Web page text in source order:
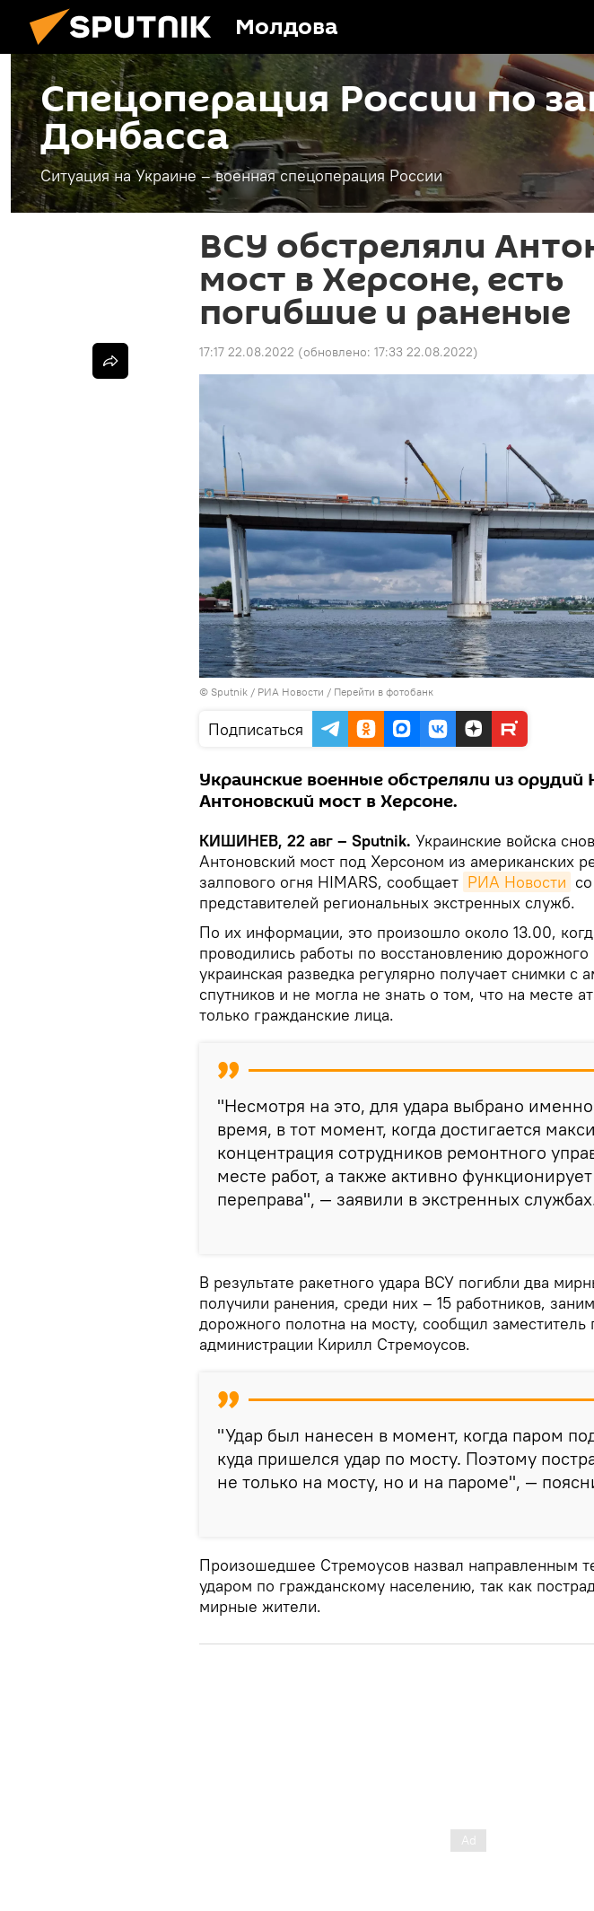
Молдова
Спецоперация России по
Донбасса
Ситуация на Украине – военная спецоперация России
ВСУ обстреляли
мост в Херсоне, есть
погибшие и раненые
17:17 22.08.2022 (обновлено: 17:33 22.08.2022)
© Sputnik / РИА Новости / Перейти в фотобанк
Подписаться
Украинские военные обстреляли из орудий
Антоновский мост в Херсоне.
КИШИНЕВ, 22 авг – Sputnik. Украинские войска
Антоновский мост под Херсоном из американских
залпового огня HIMARS, сообщает РИА Новости
представителей региональных экстренных служб.
По их информации, это произошло около 13.00,
проводились работы по восстановлению
украинская разведка регулярно получает снимки с
спутников и не могла не знать о том, что на месте
только гражданские лица.
"Несмотря на это, для удара выбрано
время, в тот момент, когда достигается
концентрация сотрудников ремонтного
месте работ, а также активно
переправа", — заявили в экстренных
В результате ракетного удара ВСУ погибли два
получили ранения, среди них – 15 работников,
дорожного полотна на мосту, сообщил заместитель
администрации Кирилл Стремоусов.
"Удар был нанесен в момент, когда паром
куда пришелся удар по мосту. Поэтому
не только на мосту, но и на пароме", —
Произошедшее Стремоусов назвал направленным
ударом по гражданскому населению, так как
мирные жители.